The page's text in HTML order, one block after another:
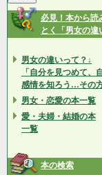
必見！本から読
とく「男女の違
男女の違いって？↓
「自分を見つめて、
感情を知ろう…その方
男女・恋愛の本一覧
愛・夫婦・結婚の本
一覧
本の検索